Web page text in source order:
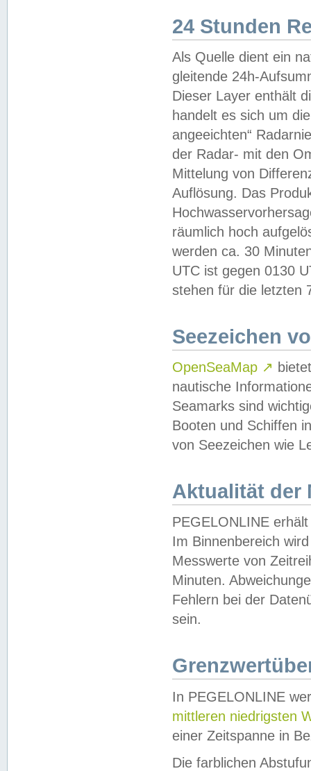
24 Stunden
Als Quelle dient ein
gleitende 24h-
Dieser Layer enthält
handelt es sich um
angeeichten“
der Radar- mit den
Mittelung von
Auflösung. Das
räumlich hoch
werden ca. 30
UTC ist gegen 0130
stehen für die letzten
Seezeichen
OpenSeaMap ↗
nautische
Seamarks sind
Booten und Schiffen
von Seezeichen wie
Aktualität der
PEGELONLINE
Im Binnenbereich
Messwerte von
Minuten.
Fehlern bei der
sein.
In PEGELONLINE
mittleren niedrigsten
einer Zeitspanne in
Die farblichen